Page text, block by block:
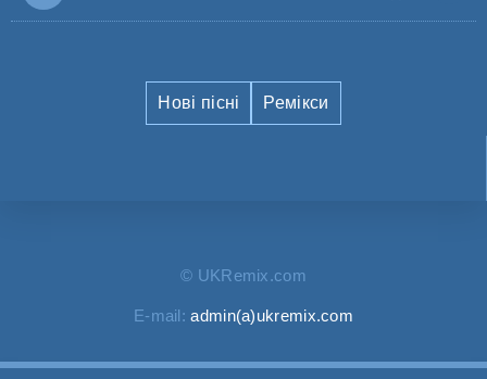
Нові пісні Ремікси
© UKRemix.com
E-mail:admin(a)ukremix.com